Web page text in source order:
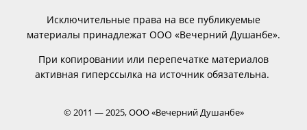
Исключительные права на все публикуемые
материалы принадлежат ООО «Вечерний Душанбе».
При копировании или перепечатке материалов
активная гиперссылка на источник обязательна.
© 2011 — 2025, ООО «Вечерний Душанбе»